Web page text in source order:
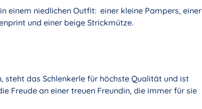
einem niedlichen Outfit: einer kleine Pampers, einer
und einer beige Strickmütze.
das Schlenkerle für höchste Qualität und ist
Freude an einer treuen Freundin, die immer für sie